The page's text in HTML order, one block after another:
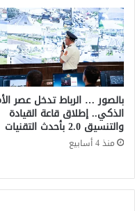
ل
ح
ب
س
2
6
”
ب
أ
ك
ا
د
ي
ر
ر
بالصور … الرباط تدخل عصر
الذكي.. إطلاق قاعة القيادة
والتنسيق 2.0 بأحدث التقنيات
منذ 4 أسابيع